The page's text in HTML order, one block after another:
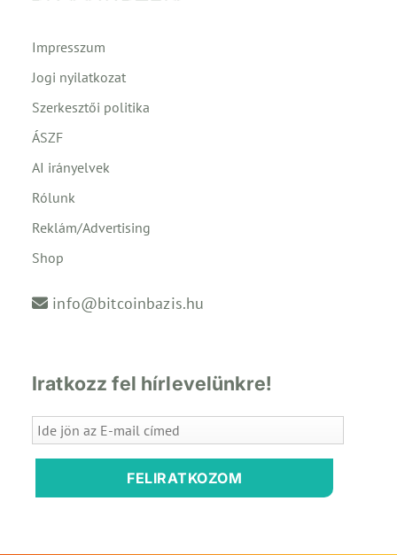
Impresszum
Jogi nyilatkozat
Szerkesztői politika
ÁSZF
AI irányelvek
Rólunk
Reklám/Advertising
Shop
info@bitcoinbazis.hu
Iratkozz fel hírlevelünkre!
FELIRATKOZOM